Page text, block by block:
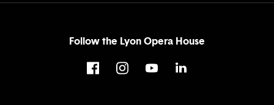
Follow the Lyon Opera House